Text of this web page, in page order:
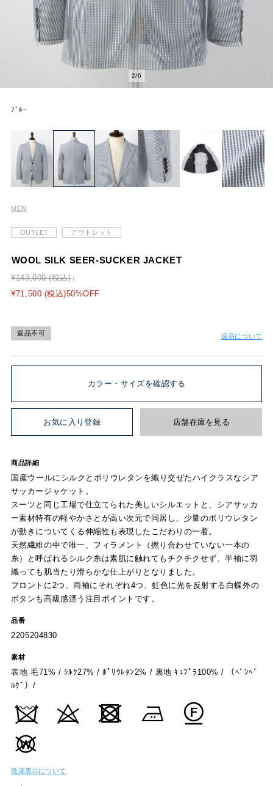
2/6
ﾌﾞﾙｰ
MEN
OUTLET アウトレット
WOOL SILK SEER-SUCKER JACKET
¥143,000 (税込)
¥71,500 (税込)50%OFF
返品不可 返品について
カラー・サイズを確認する
お気に入り登録 店舗在庫を見る
商品詳細
国産ウールにシルクとポリウレタンを織り交ぜたハイクラスなシア
サッカージャケット。
スーツと同じ工場で仕立てられた美しいシルエットと、シアサッカ
ー素材特有の軽やかさとが高い次元で同居し、少量のポリウレタン
が動きについてくる伸縮性も表現したこだわりの一着。
天然繊維の中で唯一、フィラメント（撚り合わせていない一本の
糸）と呼ばれるシルク糸は素肌に触れてもチクチクせず、半袖に羽
織っても肌当たり滑らかな仕上がりとなりました。
フロントに2つ、両袖にそれぞれ4つ、虹色に光を反射する白蝶外の
ボタンも高級感漂う注目ポイントです。
品番
2205204830
素材
表地 毛71% / ｼﾙｸ27% / ﾎﾟﾘｳﾚﾀﾝ2% / 裏地 ｷｭﾌﾟﾗ100% / （ﾍﾞﾝﾍﾞ
ﾙｸﾞ）/
洗濯表示について